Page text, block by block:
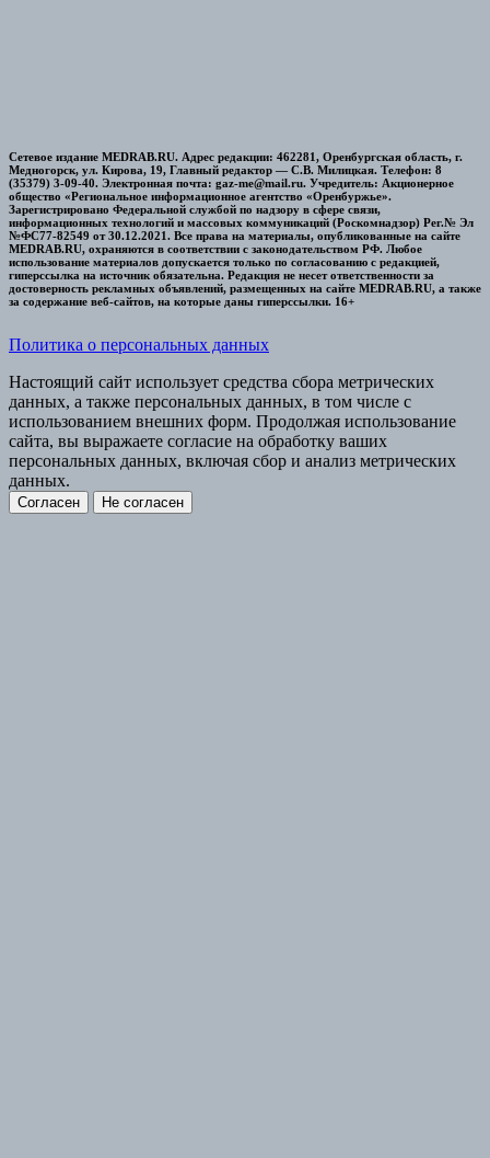
Сетевое издание MEDRAB.RU. Адрес редакции: 462281, Оренбургская область, г.
Медногорск, ул. Кирова, 19, Главный редактор — С.В. Милицкая. Телефон: 8
(35379) 3-09-40. Электронная почта: gaz-me@mail.ru. Учредитель: Акционерное
общество «Региональное информационное агентство «Оренбуржье».
Зарегистрировано Федеральной службой по надзору в сфере связи,
информационных технологий и массовых коммуникаций (Роскомнадзор) Рег.№ Эл
№ФС77-82549 от 30.12.2021. Все права на материалы, опубликованные на сайте
MEDRAB.RU, охраняются в соответствии с законодательством РФ. Любое
использование материалов допускается только по согласованию с редакцией,
гиперссылка на источник обязательна. Редакция не несет ответственности за
достоверность рекламных объявлений, размещенных на сайте MEDRAB.RU, а также
за содержание веб-сайтов, на которые даны гиперссылки. 16+
Политика о персональных данных
Настоящий сайт использует средства сбора метрических
данных, а также персональных данных, в том числе с
использованием внешних форм. Продолжая использование
сайта, вы выражаете согласие на обработку ваших
персональных данных, включая сбор и анализ метрических
данных.
Согласен Не согласен